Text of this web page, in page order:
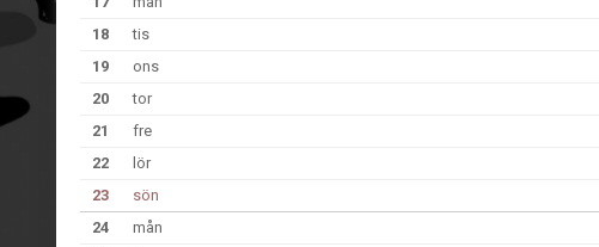
18
tis
19
ons
20
tor
21
fre
22
lör
23
sön
24
mån